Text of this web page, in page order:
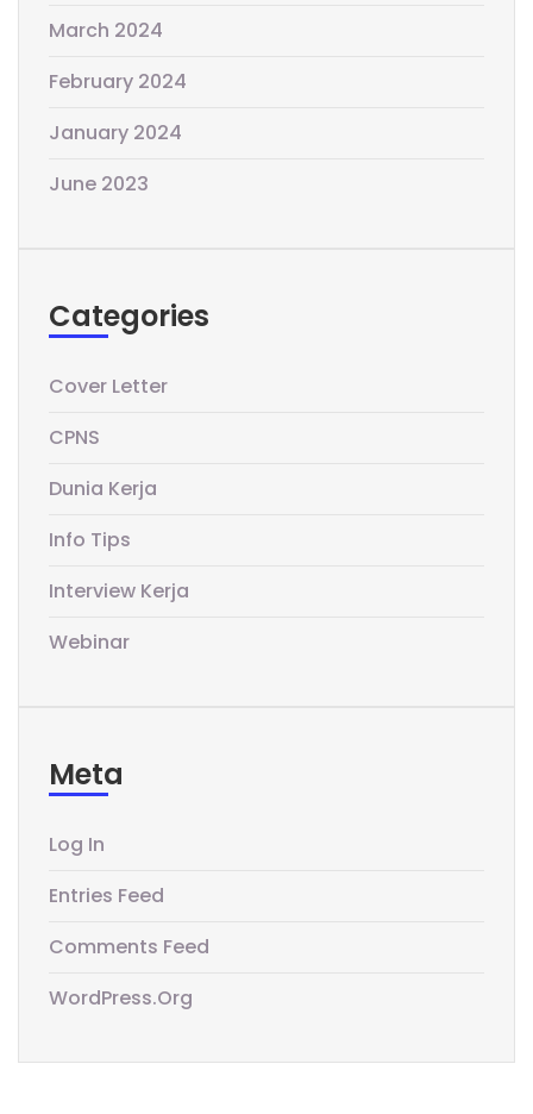
March 2024
February 2024
January 2024
June 2023
Categories
Cover Letter
CPNS
Dunia Kerja
Info Tips
Interview Kerja
Webinar
Meta
Log In
Entries Feed
Comments Feed
WordPress.org